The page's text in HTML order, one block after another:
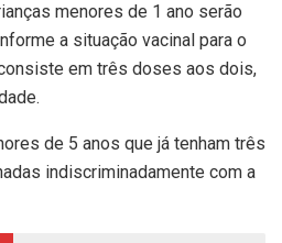
menores de 1 ano serão
a situação vacinal para o
em três doses aos dois,
de 5 anos que já tenham três
indiscriminadamente com a